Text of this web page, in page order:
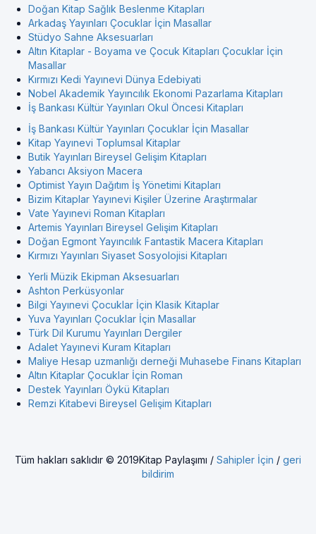
Doğan Kitap Sağlık Beslenme Kitapları
Arkadaş Yayınları Çocuklar İçin Masallar
Stüdyo Sahne Aksesuarları
Altın Kitaplar - Boyama ve Çocuk Kitapları Çocuklar İçin
Masallar
Kırmızı Kedi Yayınevi Dünya Edebiyati
Nobel Akademik Yayıncılık Ekonomi Pazarlama Kitapları
İş Bankası Kültür Yayınları Okul Öncesi Kitapları
İş Bankası Kültür Yayınları Çocuklar İçin Masallar
Kitap Yayınevi Toplumsal Kitaplar
Butik Yayınları Bireysel Gelişim Kitapları
Yabancı Aksiyon Macera
Optimist Yayın Dağıtım İş Yönetimi Kitapları
Bizim Kitaplar Yayınevi Kişiler Üzerine Araştırmalar
Vate Yayınevi Roman Kitapları
Artemis Yayınları Bireysel Gelişim Kitapları
Doğan Egmont Yayıncılık Fantastik Macera Kitapları
Kırmızı Yayınları Siyaset Sosyolojisi Kitapları
Yerli Müzik Ekipman Aksesuarları
Ashton Perküsyonlar
Bilgi Yayınevi Çocuklar İçin Klasik Kitaplar
Yuva Yayınları Çocuklar İçin Masallar
Türk Dil Kurumu Yayınları Dergiler
Adalet Yayınevi Kuram Kitapları
Maliye Hesap uzmanlığı derneği Muhasebe Finans Kitapları
Altın Kitaplar Çocuklar İçin Roman
Destek Yayınları Öykü Kitapları
Remzi Kitabevi Bireysel Gelişim Kitapları
Tüm hakları saklıdır © 2019Kitap Paylaşımı / Sahipler İçin / geri
bildirim